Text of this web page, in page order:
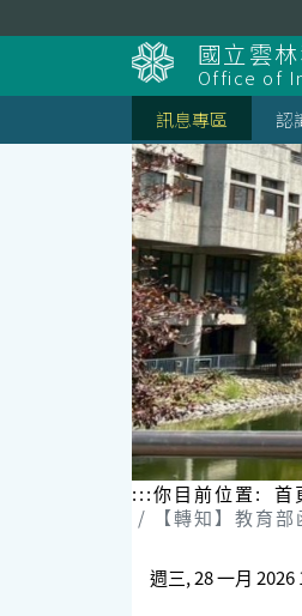
到
主
要
內
容
區
塊
國立雲
Office of
訊息專區
認
:::你目前位置: 首
【轉知】教育
週三, 28 一月 2026